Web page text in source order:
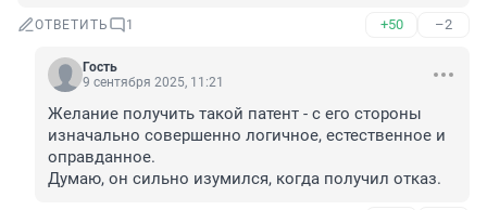
ОТВЕТИТЬ 1 +50 –2
Гость
9 сентября 2025, 11:21
Желание получить такой патент - с его стороны
изначально совершенно логичное, естественное и
оправданное.
Думаю, он сильно изумился, когда получил отказ.